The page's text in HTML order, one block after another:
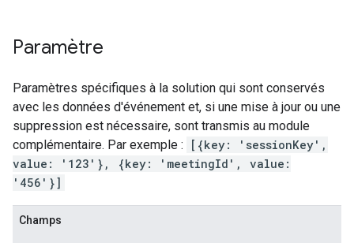
Paramètre
Paramètres spécifiques à la solution qui sont conservés
avec les données d'événement et, si une mise à jour ou une
suppression est nécessaire, sont transmis au module
complémentaire. Par exemple :
[{key: 'sessionKey',
value: '123'}, {key: 'meetingId', value:
'456'}]
Champs